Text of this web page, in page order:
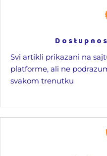
Svi artikli prikazani na
platforme, ali ne
svakom trenutku